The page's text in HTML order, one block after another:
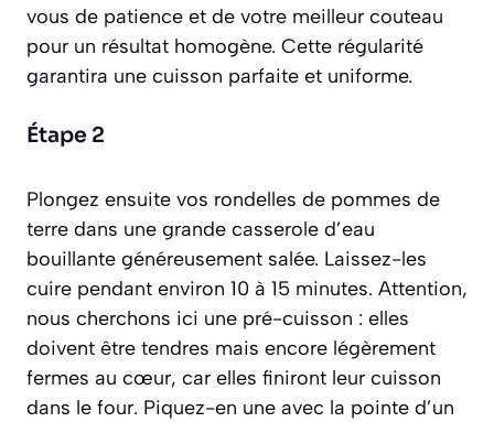
vous de patience et de votre meilleur couteau
pour un résultat homogène. Cette régularité
garantira une cuisson parfaite et uniforme.
Étape 2
Plongez ensuite vos rondelles de pommes de
terre dans une grande casserole d’eau
bouillante généreusement salée. Laissez-les
cuire pendant environ 10 à 15 minutes. Attention,
nous cherchons ici une pré-cuisson : elles
doivent être tendres mais encore légèrement
fermes au cœur, car elles finiront leur cuisson
dans le four. Piquez-en une avec la pointe d’un